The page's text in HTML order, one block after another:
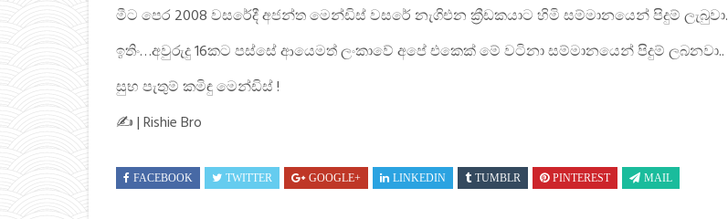
මීට පෙර 2008 වසරේදී අජන්ත මෙන්ඩිස් වසරේ නැගිඑන ක්‍රීඩකයාට හිමි සම්මානයෙන් පිදුම් ලැබුවා.
ඉතිං…අවුරුදු 16කට පස්සේ ආයෙමත් ලංකාවේ අපේ එකෙක් මේ වටිනා සම්මානයෙන් පිදුම් ලබනවා..
සුභ පැතුම් කමිඳු මෙන්ඩිස් !
✍ | Rishie Bro
FACEBOOK TWITTER GOOGLE+ LINKEDIN TUMBLR PINTEREST MAIL